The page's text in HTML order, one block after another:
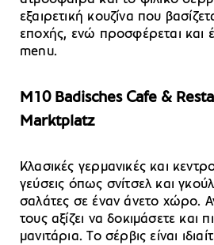
εξαιρετική κουζίνα που
εποχής, ενώ προσφέρεται και
menu.
M10 Badisches Cafe &
Marktplatz
Kλασικές γερμανικές και
γεύσεις όπως σνίτσελ και
σαλάτες σε έναν άνετο χώρο.
τους αξίζει να δοκιμάσετε και
μανιτάρια. Το σέρβις είναι